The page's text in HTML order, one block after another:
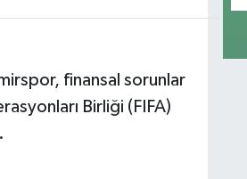
finansal sorunlar
Birliği (FIFA)